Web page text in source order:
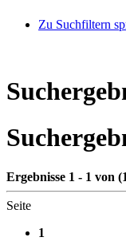
Zu Suchfiltern
Ergebnisse 1 - 1 von
Seite
1